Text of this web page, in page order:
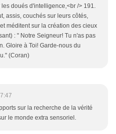
doués d'intelligence,<br /> 191.
assis, couchés sur leurs côtés,
méditent sur la création des cieux
: " Notre Seigneur! Tu n'as pas
Gloire à Toi! Garde-nous du
(Coran)
sur la recherche de la vérité
le monde extra sensoriel.